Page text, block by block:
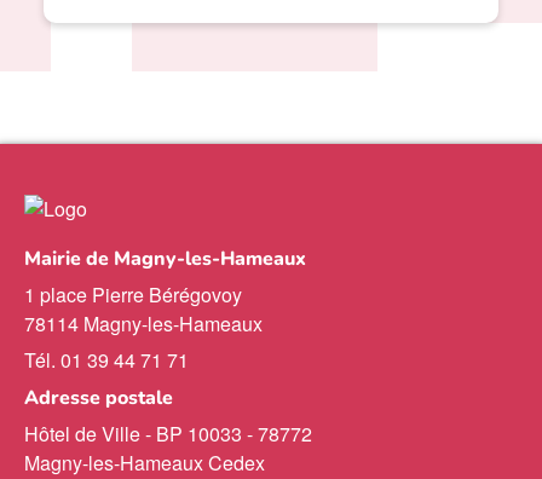
Mairie de Magny-les-Hameaux
1 place Pierre Bérégovoy
78114 Magny-les-Hameaux
Tél. 01 39 44 71 71
Adresse postale
Hôtel de Ville - BP 10033 - 78772
Magny-les-Hameaux Cedex